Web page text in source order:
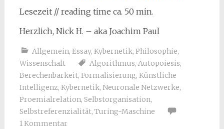
Lesezeit // reading time ca. 50 min.
Herzlich, Nick H. – aka Joachim Paul
Allgemein, Essay, Kybernetik, Philosophie,
Wissenschaft
Algorithmus, Autopoiesis,
Berechenbarkeit, Formalisierung, Künstliche
Intelligenz, Kybernetik, Neuronale Netzwerke,
Proemialrelation, Selbstorganisation,
Selbstreferenzialität, Turing-Maschine
1 Kommentar